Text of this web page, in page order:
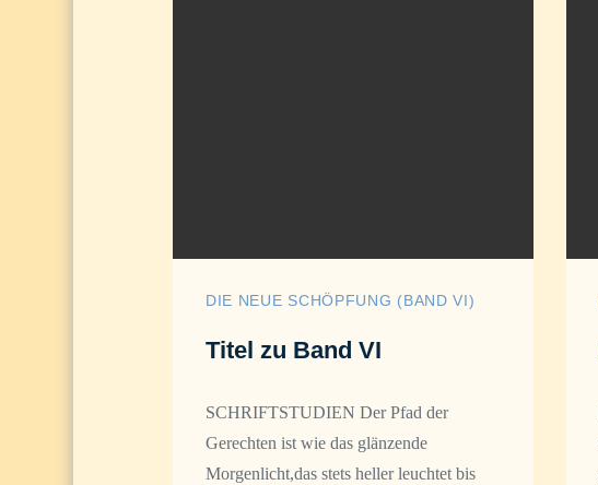
DIE NEUE SCHÖPFUNG (BAND VI)
Titel zu Band VI
SCHRIFTSTUDIEN Der Pfad der
Gerechten ist wie das glänzende
Morgenlicht,das stets heller leuchtet bis